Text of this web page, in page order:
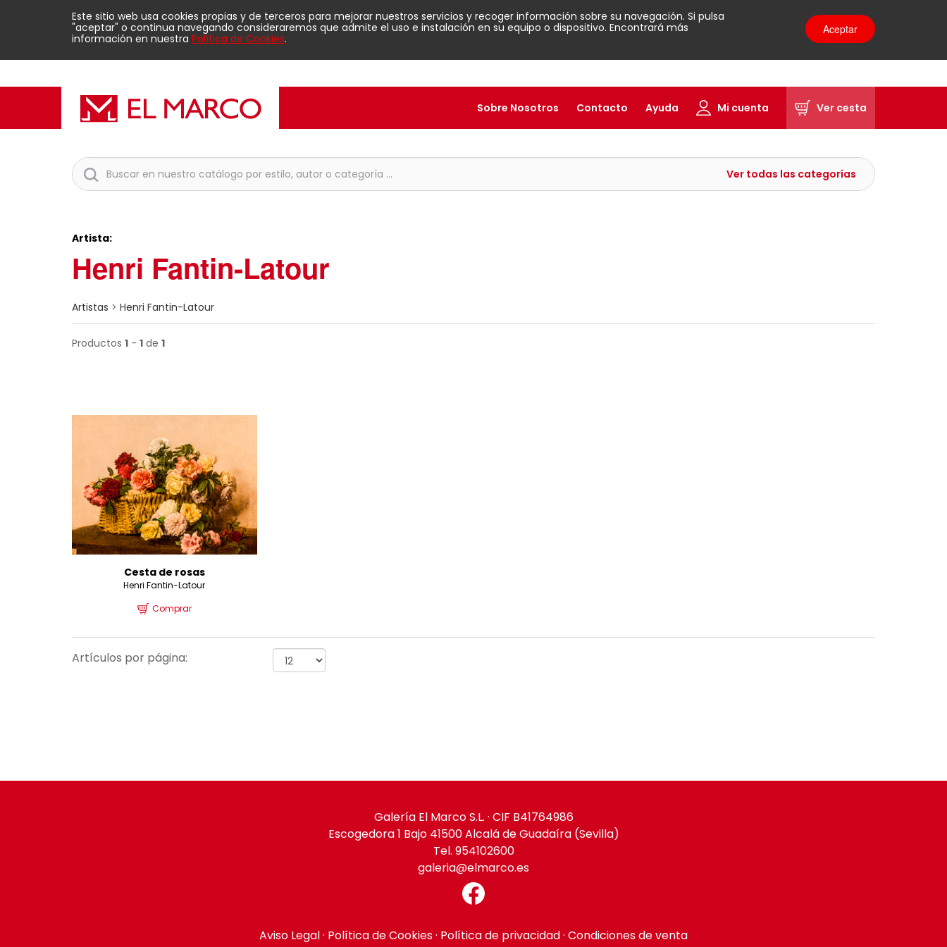
Este sitio web usa cookies propias y de terceros para mejorar nuestros servicios y recoger información sobre su navegación. Si pulsa
"aceptar" o continua navegando consideraremos que admite el uso e instalación en su equipo o dispositivo. Encontrará más
información en nuestra Política de Cookies.
Aceptar
Ver cesta
Mi cuenta
Ayuda
Contacto
Sobre Nosotros
Ver todas las categorías
Artista:
Henri Fantin-Latour
Artistas > Henri Fantin-Latour
Productos 1 - 1 de 1
Cesta de rosas
Henri Fantin-Latour
Comprar
Artículos por página:
Galería El Marco S.L. · CIF B41764986
Escogedora 1 Bajo 41500 Alcalá de Guadaíra (Sevilla)
Tel. 954102600
galeria@elmarco.es
Aviso Legal· Política de Cookies· Política de privacidad· Condiciones de venta